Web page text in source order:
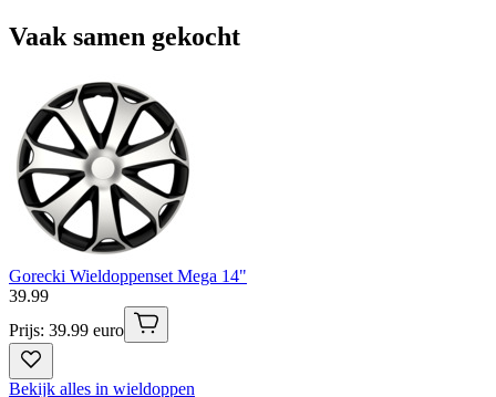
Vaak samen gekocht
Gorecki Wieldoppenset Mega 14"
39.99
Prijs: 39.99 euro
Bekijk alles in wieldoppen